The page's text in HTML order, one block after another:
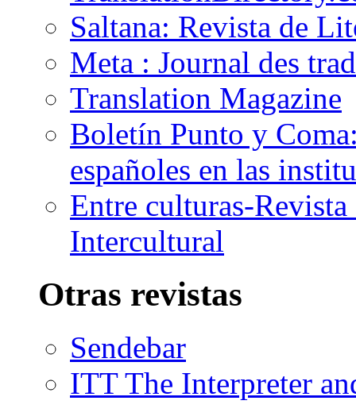
Saltana: Revista de
Meta : Journal des
Translation Magazine
Boletín Punto y
españoles en las
Entre culturas-
Intercultural
Otras revistas
Sendebar
ITT The Interpreter